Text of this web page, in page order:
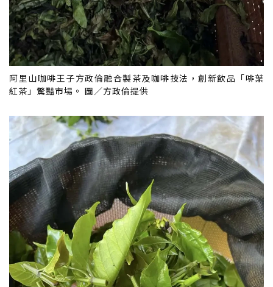
阿里山咖啡王子方政倫融合製茶及咖啡技法，創新飲品「啡葉
紅茶」驚豔市場。 圖／方政倫提供